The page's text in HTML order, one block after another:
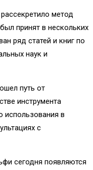
метод
принят в нескольких
ряд статей и книг по
наук и
путь от
инструмента
использования в
с
сегодня появляются